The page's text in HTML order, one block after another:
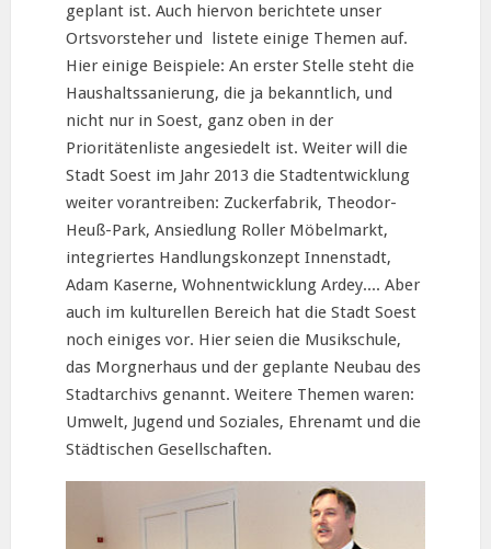
geplant ist. Auch hiervon berichtete unser
Ortsvorsteher und listete einige Themen auf.
Hier einige Beispiele: An erster Stelle steht die
Haushaltssanierung, die ja bekanntlich, und
nicht nur in Soest, ganz oben in der
Prioritätenliste angesiedelt ist. Weiter will die
Stadt Soest im Jahr 2013 die Stadtentwicklung
weiter vorantreiben: Zuckerfabrik, Theodor-
Heuß-Park, Ansiedlung Roller Möbelmarkt,
integriertes Handlungskonzept Innenstadt,
Adam Kaserne, Wohnentwicklung Ardey.... Aber
auch im kulturellen Bereich hat die Stadt Soest
noch einiges vor. Hier seien die Musikschule,
das Morgnerhaus und der geplante Neubau des
Stadtarchivs genannt. Weitere Themen waren:
Umwelt, Jugend und Soziales, Ehrenamt und die
Städtischen Gesellschaften.